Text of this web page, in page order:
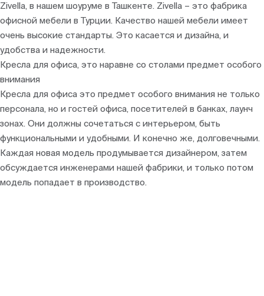
Zivella, в нашем шоуруме в Ташкенте. Zivella – это фабрика
офисной мебели в Турции. Качество нашей мебели имеет
очень высокие стандарты. Это касается и дизайна, и
удобства и надежности.
Кресла для офиса, это наравне со столами предмет особого
внимания
Кресла для офиса это предмет особого внимания не только
персонала, но и гостей офиса, посетителей в банках, лаунч
зонах. Они должны сочетаться с интерьером, быть
функциональными и удобными. И конечно же, долговечными.
Каждая новая модель продумывается дизайнером, затем
обсуждается инженерами нашей фабрики, и только потом
модель попадает в производство.